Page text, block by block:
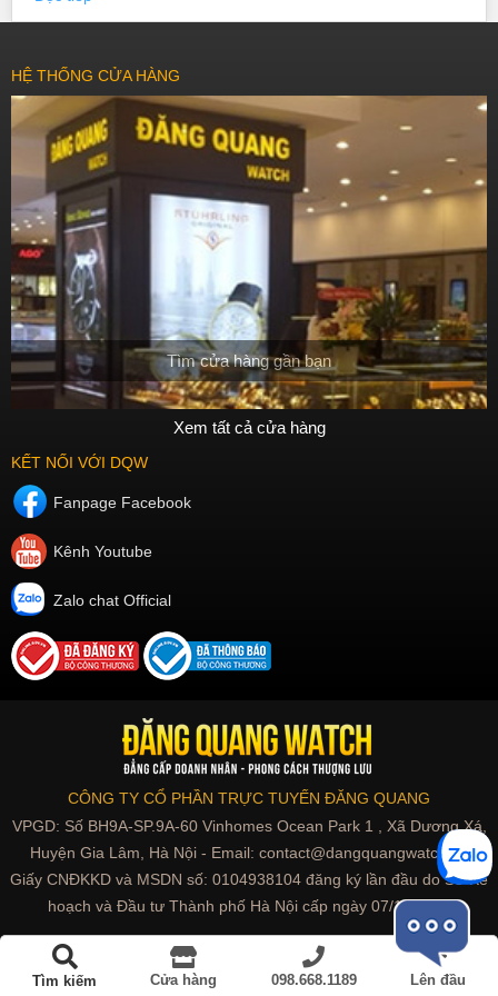
Đồng hồ đính kim cương
Tìm kiếm Cửa hàng 098.668.1189 Lên đầu
HỆ THỐNG CỬA HÀNG
Tìm cửa hàng gần bạn
Xem tất cả cửa hàng
KẾT NỐI VỚI DQW
Fanpage Facebook
Kênh Youtube
Zalo chat Official
CÔNG TY CỔ PHẦN TRỰC TUYẾN ĐĂNG QUANG
VPGD: Số BH9A-SP.9A-60 Vinhomes Ocean Park 1 , Xã Dương Xá,
Huyện Gia Lâm, Hà Nội - Email: contact@dangquangwatch.vn
Giấy CNĐKKD và MSDN số: 0104938104 đăng ký lần đầu do Sở Kế
hoạch và Đầu tư Thành phố Hà Nội cấp ngày 07/10/2010